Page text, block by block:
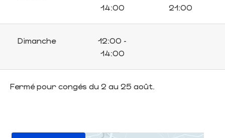
14:00
21:00
Dimanche
12:00 -
14:00
Fermé pour congés du 2 au 25 août.